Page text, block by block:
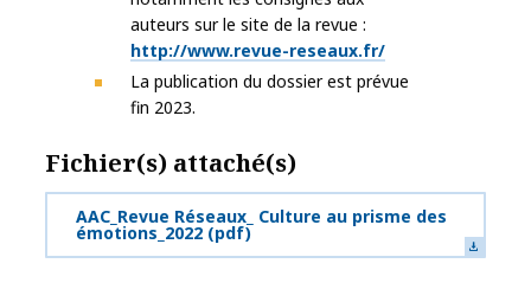
auteurs sur le site de la revue :
http://www.revue-reseaux.fr/
La publication du dossier est prévue
fin 2023.
Fichier(s) attaché(s)
AAC_Revue Réseaux_ Culture au prisme des
émotions_2022 (pdf)